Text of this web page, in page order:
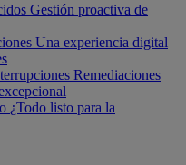
Gestión proactiva de
Una experiencia digital
Remediaciones
¿Todo listo para la